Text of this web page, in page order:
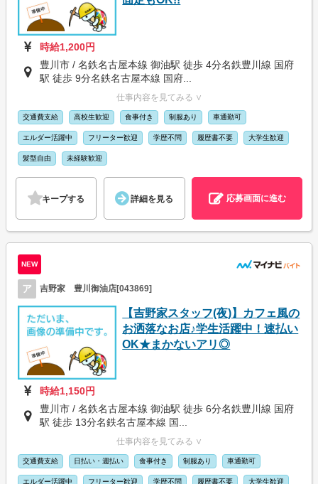
時給1,200円
豊川市 / 名鉄名古屋本線 御油駅 徒歩 4分名鉄豊川線 国府
駅 徒歩 9分名鉄名古屋本線 国府...
仕事内容を見てみる ∨
交通費支給 高校生歓迎 食事付き 制服あり 車通勤可
エルダー活躍中 フリーター歓迎 学歴不問 履歴書不要 大学生歓迎
髪型自由 未経験歓迎
キープする 詳細を見る 応募画面に進む
NEW
ア 吉野家 豊川御油店[043869]
【吉野家スタッフ(夜)】カフェ風の
お洒落なお店♪学生活躍中！速払い
OK★まかないアリ◎
時給1,150円
豊川市 / 名鉄名古屋本線 御油駅 徒歩 6分名鉄豊川線 国府
駅 徒歩 13分名鉄名古屋本線 国...
仕事内容を見てみる ∨
交通費支給 日払い・週払い 食事付き 制服あり 車通勤可
エルダー活躍中 フリーター歓迎 学歴不問 履歴書不要 大学生歓迎